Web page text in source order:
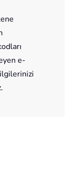
e-